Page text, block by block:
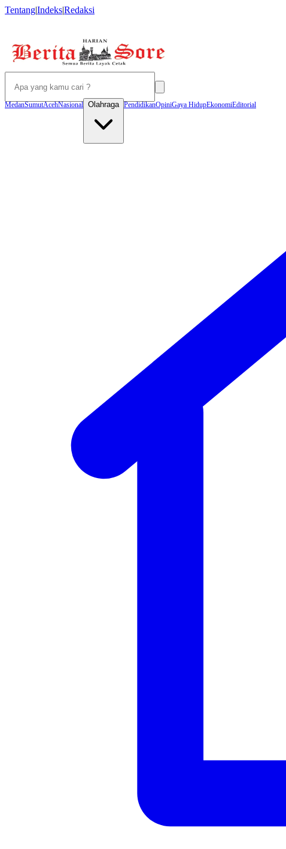
Tentang|Indeks|Redaksi
MedanSumutAcehNasional Olahraga PendidikanOpiniGaya HidupEkonomiEditorial